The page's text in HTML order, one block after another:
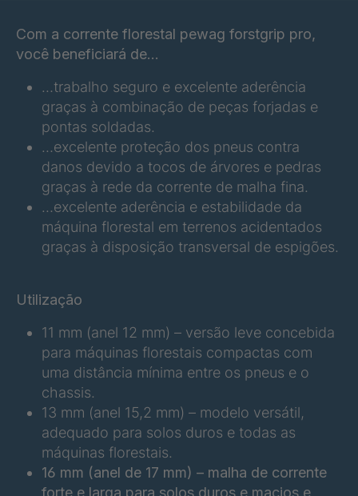
FGP 258 6/2 4063919
FGP 220 6/2 4063924
FGP 232 6/2 4064417
FGP 214 6/2 4084278
Com a corrente florestal pewag forstgrip pro,
você beneficiará de...
…trabalho seguro e excelente aderência
graças à combinação de peças forjadas e
pontas soldadas.
…excelente proteção dos pneus contra
danos devido a tocos de árvores e pedras
graças à rede da corrente de malha fina.
…excelente aderência e estabilidade da
máquina florestal em terrenos acidentados
graças à disposição transversal de espigões.
Utilização
11 mm (anel 12 mm) – versão leve concebida
para máquinas florestais compactas com
uma distância mínima entre os pneus e o
chassis.
13 mm (anel 15,2 mm) – modelo versátil,
adequado para solos duros e todas as
máquinas florestais.
16 mm (anel de 17 mm) – malha de corrente